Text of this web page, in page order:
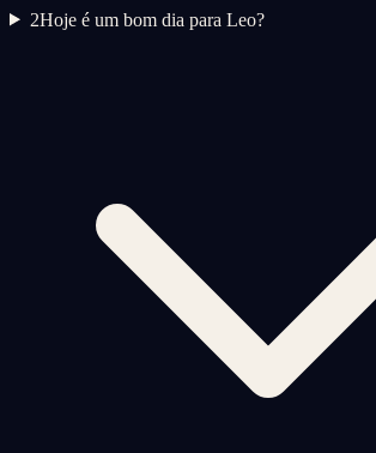
2Hoje é um bom dia para Leo?